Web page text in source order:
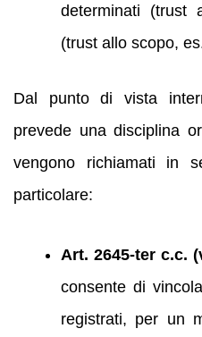
determinati (trust
(trust allo scopo,
Dal punto di vista
prevede una disciplina
vengono richiamati in
particolare:
Art. 2645‑ter c.c.
consente di
registrati, per un